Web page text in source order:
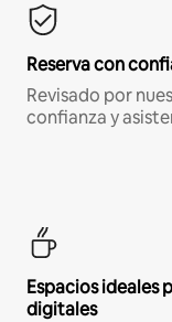
Reserva con
Revisado por
confianza y
Espacios ideales
digitales